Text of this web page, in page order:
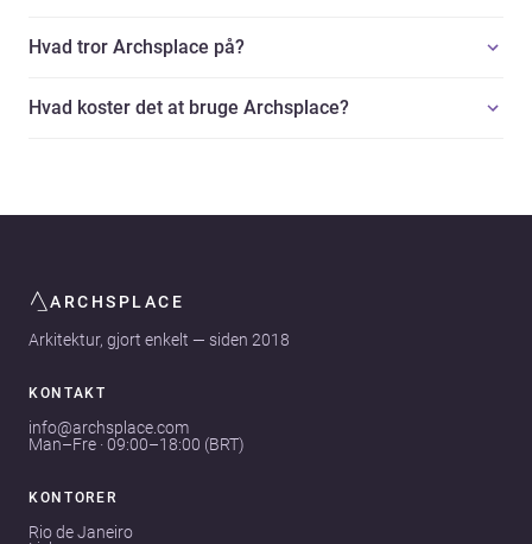
Hvad tror Archsplace på?
Hvad koster det at bruge Archsplace?
ARCHSPLACE
Arkitektur, gjort enkelt — siden 2018
KONTAKT
info@archsplace.com
Man–Fre · 09:00–18:00 (BRT)
KONTORER
Rio de Janeiro